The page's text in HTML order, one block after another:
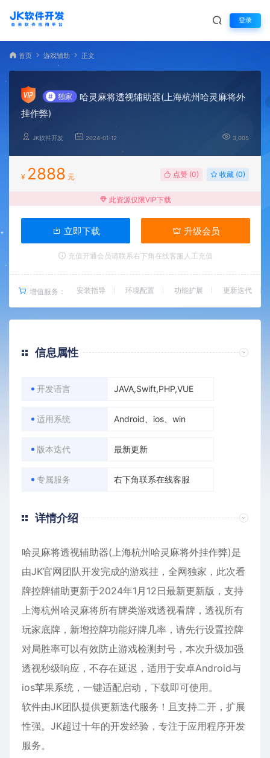
登录
首页 游戏辅助 正文
# 独家
哈灵麻将透视辅助器(上海杭州哈灵麻将外
挂作弊)
JK软件开发 2024-01-12 3,005
¥ 2888 元 点赞 (0) 收藏 (0)
此资源仅限VIP下载
立即下载 升级会员
充值开通会员请联系右下角在线客服人工充值
增值服务： 安装指导 环境配置 功能扩展 更新迭代
信息属性
开发语言 JAVA,Swift,PHP,VUE
适用系统 Android、ios、win
版本迭代 最新更新
专属服务 右下角联系在线客服
详情介绍
哈灵麻将透视辅助器(上海杭州哈灵麻将外挂作弊)是
由JK官网团队开发完成的游戏挂，全网独家，此次看
牌控牌辅助更新于2024年1月12日最新更新版，支持
上海杭州哈灵麻将所有牌类游戏透视看牌，透视所有
玩家底牌，新增控牌功能好牌几率，请先行设置控牌
对局胜率可以有效防止游戏检测封号，本次升级加强
透视秒级响应，不存在延迟，适用于安卓Android与
ios苹果系统，一键适配启动，下载即可使用。
软件由JK团队提供更新迭代服务！且支持二开，扩展
性强。JK超过十年的开发经验，专注于应用程序开发
服务。